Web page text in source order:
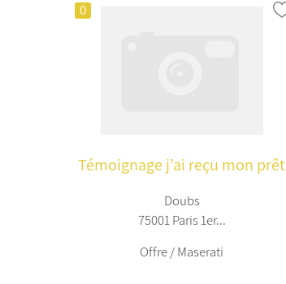
0
Témoignage j’ai reçu mon prêt
Doubs
75001 Paris 1er...
Offre / Maserati